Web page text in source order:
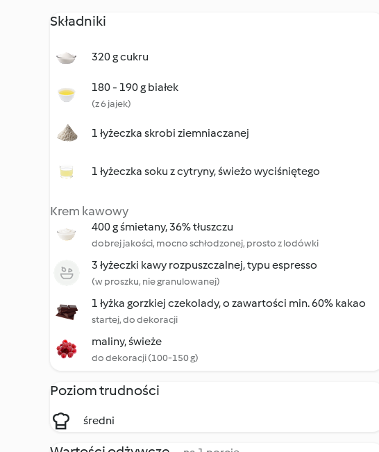
Składniki
320 g cukru
180 - 190 g białek
(z 6 jajek)
1 łyżeczka skrobi ziemniaczanej
1 łyżeczka soku z cytryny, świeżo wyciśniętego
Krem kawowy
400 g śmietany, 36% tłuszczu
dobrej jakości, mocno schłodzonej, prosto z lodówki
3 łyżeczki kawy rozpuszczalnej, typu espresso
(w proszku, nie granulowanej)
1 łyżka gorzkiej czekolady, o zawartości min. 60% kakao
startej, do dekoracji
maliny, świeże
do dekoracji (100-150 g)
Poziom trudności
średni